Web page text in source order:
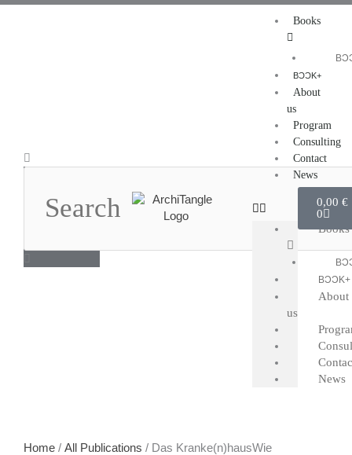
Skip
Search
Books
BƆƆK+
About
us
Program
Consulting
Contact
News
Books
BƆƆK+
About
us
News
0,00€
0
Home / All Publications / Das Kranke(n)hausWie